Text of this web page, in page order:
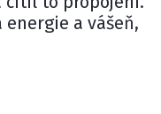
energie a vášeň,